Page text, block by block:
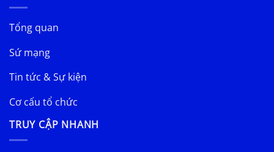
Tổng quan
Sứ mạng
Tin tức & Sự kiện
Cơ cấu tổ chức
TRUY CẬP NHANH